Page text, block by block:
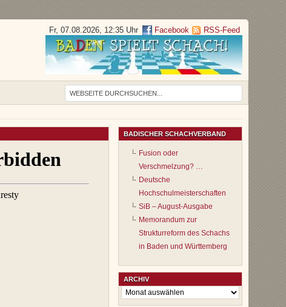
Fr, 07.08.2026, 12:35 Uhr Facebook RSS-Feed
BADISCHER SCHACHVERBAND
Fusion oder
Verschmelzung? …
Deutsche
Hochschulmeisterschaften
SiB – August-Ausgabe
Memorandum zur
Strukturreform des Schachs
in Baden und Württemberg
ARCHIV
Archiv